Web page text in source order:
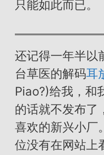
只能如此而已。
还记得一年半以
台草医的解码耳
Piao?)给我，和
的话就不发布了
喜欢的新兴小厂
位没有在网站上